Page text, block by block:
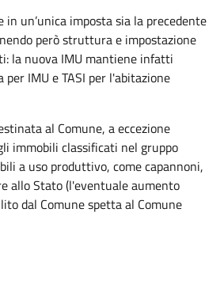
un’unica imposta sia la precedente
però struttura e impostazione
la nuova IMU mantiene infatti
per IMU e TASI per l'abitazione
al Comune, a eccezione
immobili classificati nel gruppo
a uso produttivo, come capannoni,
allo Stato (l'eventuale aumento
dal Comune spetta al Comune